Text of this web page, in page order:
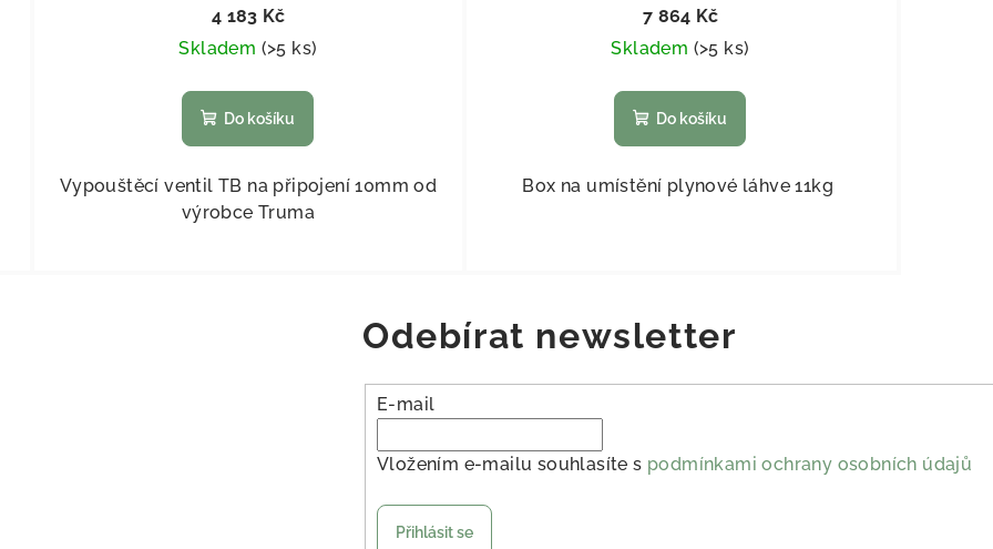
4 183 Kč
Skladem (>5 ks)
Do košíku
Vypouštěcí ventil TB na připojení 10mm od
výrobce Truma
7 864 Kč
Skladem (>5 ks)
Do košíku
Box na umístění plynové láhve 11kg
Odebírat newsletter
E-mail
Vložením e-mailu souhlasíte s podmínkami ochrany osobních údajů
Přihlásit se